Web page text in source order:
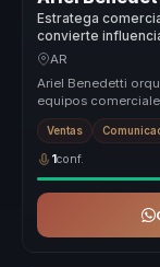
Estratega
convierte
equipos de alto
AR
Ariel Benedetti
equipos
orientadas al cr...
Ventas
1conf.